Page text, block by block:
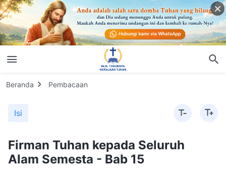
Beranda Pembacaan
Isi
Firman Tuhan kepada Seluruh
Alam Semesta - Bab 15